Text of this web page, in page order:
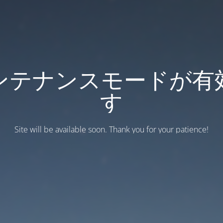
テナンスモードが有
す
Site will be available soon. Thank you for your patience!